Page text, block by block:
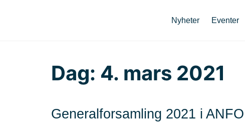
Nyheter Eventer
Dag: 4. mars 2021
Generalforsamling 2021 i ANFO